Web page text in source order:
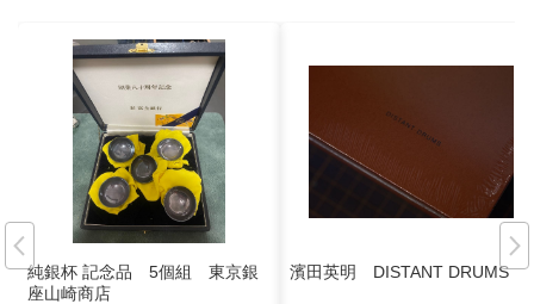
純銀杯 記念品 5個組 東京銀
座山崎商店
濱田英明 DISTANT DRUMS